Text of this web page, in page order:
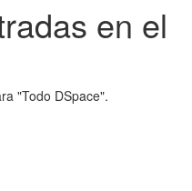
en el
"Todo DSpace".